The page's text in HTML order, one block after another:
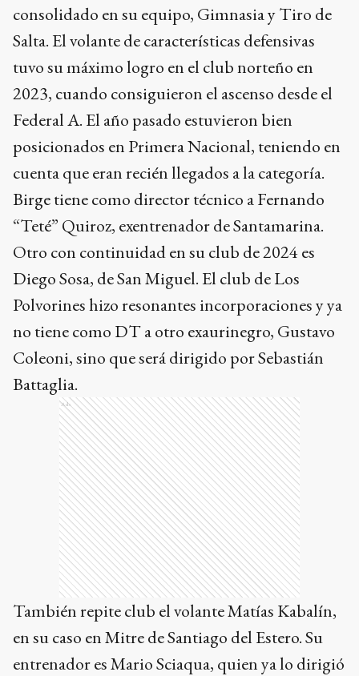
consolidado en su equipo, Gimnasia y Tiro de
Salta. El volante de características defensivas
tuvo su máximo logro en el club norteño en
2023, cuando consiguieron el ascenso desde el
Federal A. El año pasado estuvieron bien
posicionados en Primera Nacional, teniendo en
cuenta que eran recién llegados a la categoría.
Birge tiene como director técnico a Fernando
“Teté” Quiroz, exentrenador de Santamarina.
Otro con continuidad en su club de 2024 es
Diego Sosa, de San Miguel. El club de Los
Polvorines hizo resonantes incorporaciones y ya
no tiene como DT a otro exaurinegro, Gustavo
Coleoni, sino que será dirigido por Sebastián
Battaglia.
Ads
También repite club el volante Matías Kabalín,
en su caso en Mitre de Santiago del Estero. Su
entrenador es Mario Sciaqua, quien ya lo dirigió